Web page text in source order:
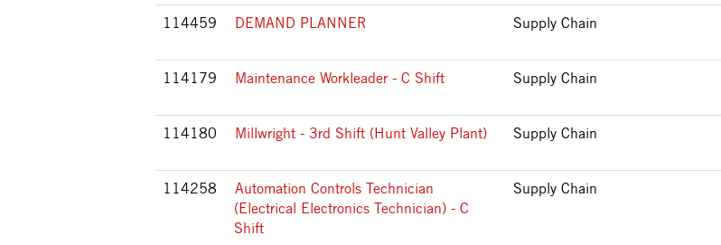
114459
DEMAND PLANNER Supply Chain
114179
Maintenance Workleader - C Shift Supply Chain
114180
Millwright - 3rd Shift (Hunt Valley Plant) Supply Chain
114258
Automation Controls Technician
(Electrical Electronics Technician) - C
Shift
Supply Chain